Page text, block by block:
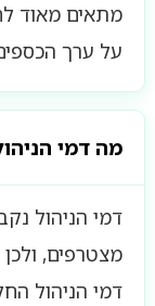
מתאים מאוד
על ערך
מה דמי
דמי הניהול
מצטרפים,
דמי הניהול